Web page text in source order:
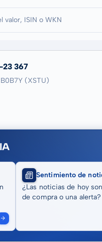
23 367
(XSTU)
Sentimiento de
¿Las noticias de hoy
de compra o una alerta?